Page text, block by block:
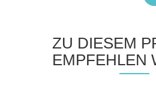
ZU DIESEM
EMPFEHLEN